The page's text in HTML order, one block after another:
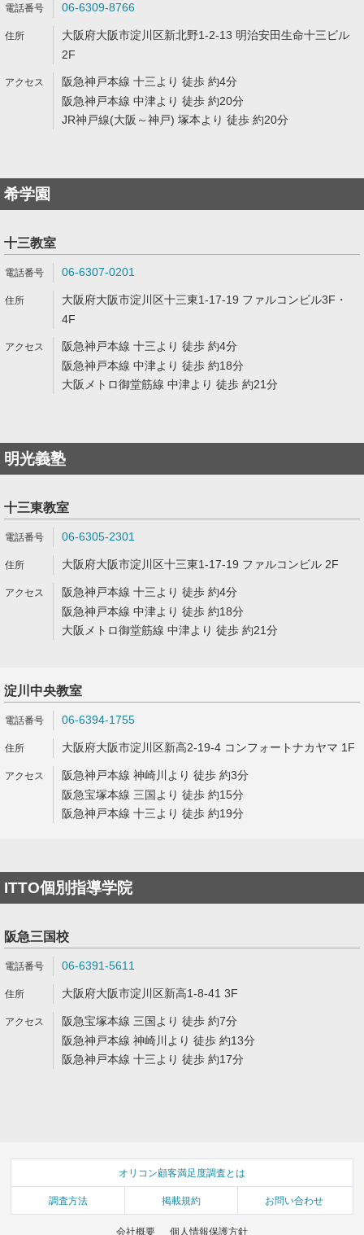
06-6309-8766
大阪府大阪市淀川区新北野1-2-13 明治安田生命十三ビル
2F
阪急神戸本線 十三より 徒歩 約4分
阪急神戸本線 中津より 徒歩 約20分
JR神戸線(大阪～神戸) 塚本より 徒歩 約20分
希学園
十三教室
06-6307-0201
大阪府大阪市淀川区十三東1-17-19 ファルコンビル3F・
4F
阪急神戸本線 十三より 徒歩 約4分
阪急神戸本線 中津より 徒歩 約18分
大阪メトロ御堂筋線 中津より 徒歩 約21分
明光義塾
十三東教室
06-6305-2301
大阪府大阪市淀川区十三東1-17-19 ファルコンビル 2F
阪急神戸本線 十三より 徒歩 約4分
阪急神戸本線 中津より 徒歩 約18分
大阪メトロ御堂筋線 中津より 徒歩 約21分
淀川中央教室
06-6394-1755
大阪府大阪市淀川区新高2-19-4 コンフォートナカヤマ 1F
阪急神戸本線 神崎川より 徒歩 約3分
阪急宝塚本線 三国より 徒歩 約15分
阪急神戸本線 十三より 徒歩 約19分
ITTO個別指導学院
阪急三国校
06-6391-5611
大阪府大阪市淀川区新高1-8-41 3F
阪急宝塚本線 三国より 徒歩 約7分
阪急神戸本線 神崎川より 徒歩 約13分
阪急神戸本線 十三より 徒歩 約17分
オリコン顧客満足度調査とは
調査方法 掲載規約 お問い合わせ
会社概要 個人情報保護方針